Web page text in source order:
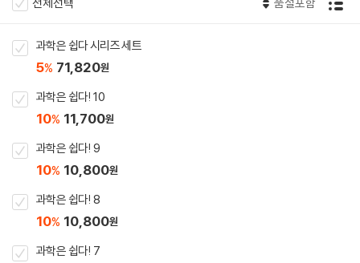
과학은 쉽다 시리즈 세트
5% 71,820원
과학은 쉽다! 10
10% 11,700원
과학은 쉽다! 9
10% 10,800원
과학은 쉽다! 8
10% 10,800원
과학은 쉽다! 7